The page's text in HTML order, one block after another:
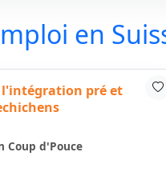
en
l'intégration pré et
Coup d'Pouce